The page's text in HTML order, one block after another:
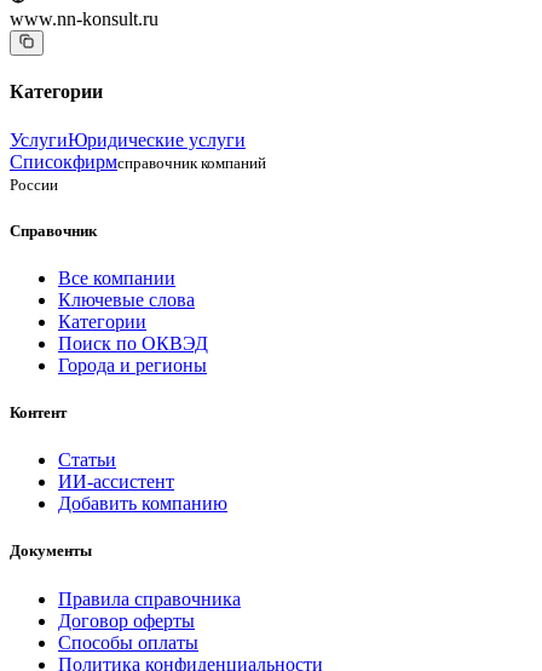
www.nn-konsult.ru
Категории
УслугиЮридические услуги
Списокфирмсправочник компаний
России
Справочник
Все компании
Ключевые слова
Категории
Поиск по ОКВЭД
Города и регионы
Контент
Статьи
ИИ-ассистент
Добавить компанию
Документы
Правила справочника
Договор оферты
Способы оплаты
Политика конфиденциальности